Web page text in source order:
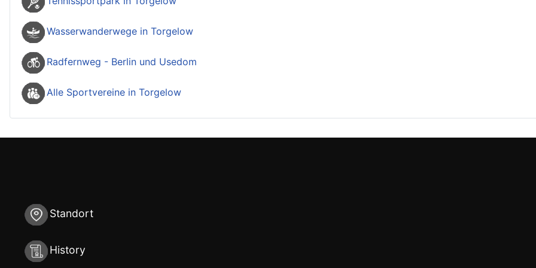
Wasserwanderwege in Torgelow
Radfernweg - Berlin und Usedom
Alle Sportvereine in Torgelow
Standort
History